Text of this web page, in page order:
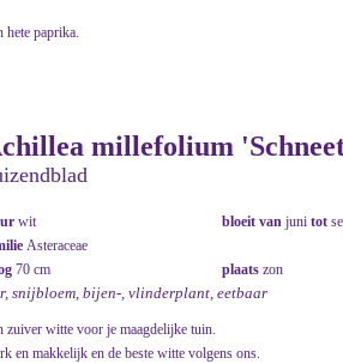
hete paprika.
millefolium
wit bloeit van juni tot
Asteraceae
70 cm plaats zon
snijbloem, bijen-, vlinderplant, eetbaar
zuiver witte voor je maagdelijke tuin.
en makkelijk en de beste witte volgens ons.